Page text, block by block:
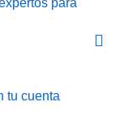
tu cuenta